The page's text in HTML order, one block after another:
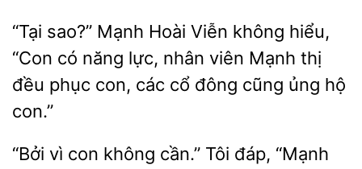
“Tại sao?” Mạnh Hoài Viễn
hiểu,
“Con có năng lực, nhân viên
thị
đều phục con, các cổ đông
ủng hộ
con.”
“Bởi vì con không cần.” Tôi đáp, “Mạnh